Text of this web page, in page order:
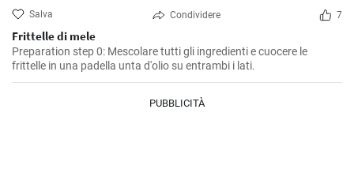
Salva Condividere 7
Frittelle di mele
Preparation step 0: Mescolare tutti gli ingredienti e cuocere le
frittelle in una padella unta d'olio su entrambi i lati.
PUBBLICITÀ